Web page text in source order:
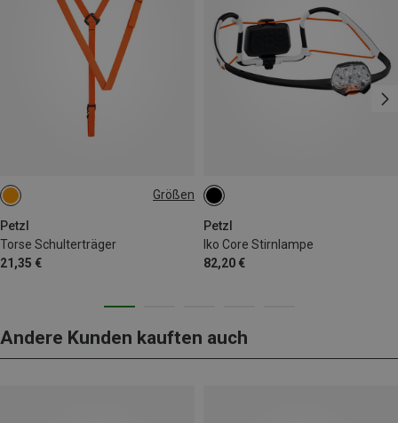
Größen
Petzl
Torse Schulterträger
21,35 €
ONE SIZE
Petzl
Iko Core Stirnlampe
82,20 €
Andere Kunden kauften auch